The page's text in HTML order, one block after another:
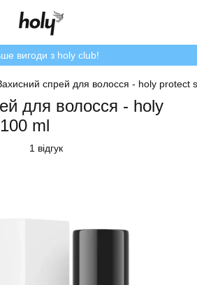
вигоди з holy club!
спрей для волосся - holy protect
для волосся - holy
ml
1 відгук